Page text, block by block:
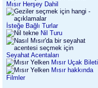
Mısır Herşey Dahil
İsteğe Bağlı Turlar
Nil Turu
Seyahat Acentaları
Mısır Uçak Bileti
Mısır hakkında
Filmler